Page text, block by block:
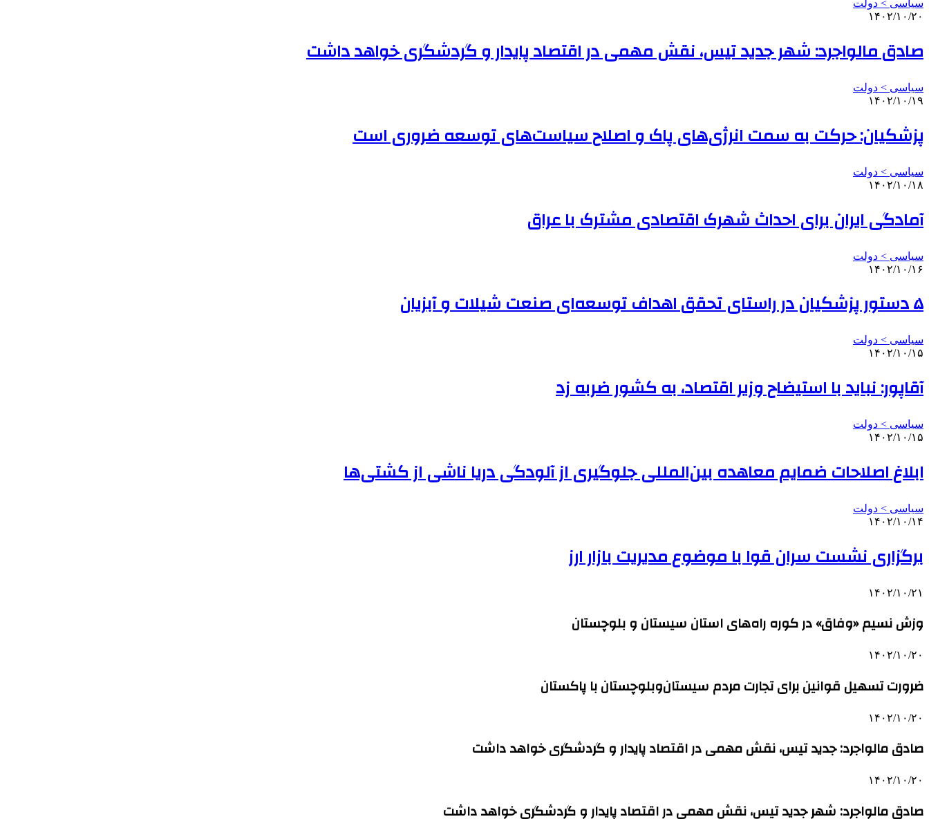
سیاسی > دولت
۱۴۰۲/۱۰/۲۰
صادق مالواجرد: شهر جدید تیس، نقش مهمی در اقتصاد پایدار و گردشگری خواهد داشت
سیاسی > دولت
۱۴۰۲/۱۰/۱۹
پزشکیان: حرکت به سمت انرژی‌های پاک و اصلاح سیاست‌های توسعه ضروری است
سیاسی > دولت
۱۴۰۲/۱۰/۱۸
آمادگی ایران برای احداث شهرک اقتصادی مشترک با عراق
سیاسی > دولت
۱۴۰۲/۱۰/۱۶
۵ دستور پزشکیان در راستای تحقق اهداف توسعه‌ای صنعت شیلات و آبزیان
سیاسی > دولت
۱۴۰۲/۱۰/۱۵
آقاپور: نباید با استیضاح وزیر اقتصاد، به کشور ضربه زد
سیاسی > دولت
۱۴۰۲/۱۰/۱۵
ابلاغ اصلاحات ضمایم معاهده بین‌المللی جلوگیری از آلودگی دریا ناشی از کشتی‌ها
سیاسی > دولت
۱۴۰۲/۱۰/۱۴
برگزاری نشست سران قوا با موضوع مدیریت بازار ارز
۱۴۰۲/۱۰/۲۱
وزش نسیم «وفاق» در کوره راه‌های استان سیستان و بلوچستان
۱۴۰۲/۱۰/۲۰
ضرورت تسهیل قوانین برای تجارت مردم سیستان‌وبلوچستان با پاکستان
۱۴۰۲/۱۰/۲۰
صادق مالواجرد: جدید تیس، نقش مهمی در اقتصاد پایدار و گردشگری خواهد داشت
۱۴۰۲/۱۰/۲۰
صادق مالواجرد: شهر جدید تیس، نقش مهمی در اقتصاد پایدار و گردشگری خواهد داشت